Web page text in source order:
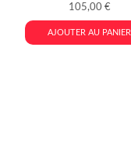
105,00 €
AJOUTER AU PANIER